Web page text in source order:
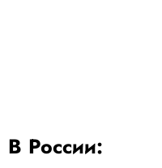
В России: